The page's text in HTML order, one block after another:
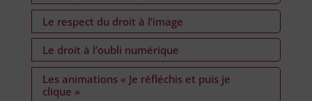
Le respect du droit à l’image
Le droit à l’oubli numérique
Les animations « Je réfléchis et puis je
clique »